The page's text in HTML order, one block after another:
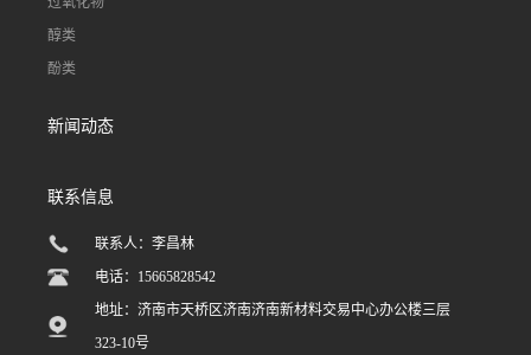
醇类
酚类
新闻动态
联系信息
联系人：李昌林
电话：15665828542
地址：济南市天桥区济南济南新材料交易中心办公楼三层
323-10号